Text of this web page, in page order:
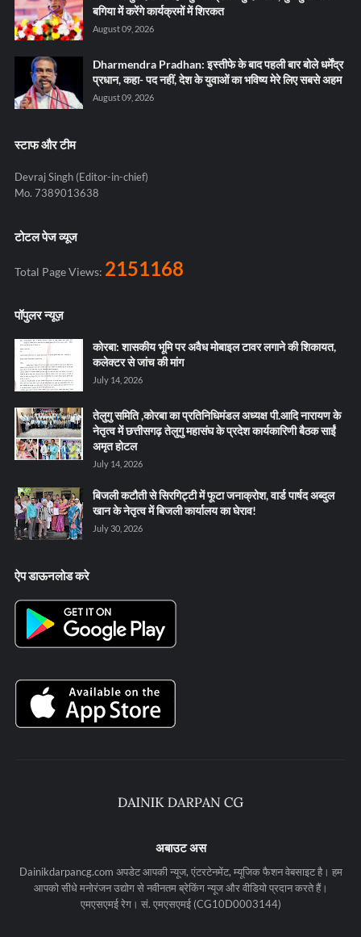
बगिया में करेंगे कार्यक्रमों में शिरकत
August 09, 2026
Dharmendra Pradhan: इस्तीफे के बाद पहली बार बोले धर्मेंद्र
प्रधान, कहा- पद नहीं, देश के युवाओं का भविष्य मेरे लिए सबसे अहम
August 09, 2026
स्टाफ और टीम
Devraj Singh (Editor-in-chief)
Mo. 7389013638
टोटल पेज व्यूज
Total Page Views: 2151168
पॉपुलर न्यूज़
कोरबा: शासकीय भूमि पर अवैध मोबाइल टावर लगाने की शिकायत,
कलेक्टर से जांच की मांग
July 14, 2026
तेलुगु समिति ,कोरबा का प्रतिनिधिमंडल अध्यक्ष पी.आदि नारायण के
नेतृत्व में छत्तीसगढ़ तेलुगु महासंघ के प्रदेश कार्यकारिणी बैठक साईं
अमृत होटल
July 14, 2026
बिजली कटौती से सिरगिट्टी में फूटा जनाक्रोश, वार्ड पार्षद अब्दुल
खान के नेतृत्व में बिजली कार्यालय का घेराव!
July 30, 2026
ऐप डाऊनलोड करे
अबाउट अस
Dainikdarpancg.com अपडेट आपकी न्यूज, एंटरटेनमेंट, म्यूजिक फैशन वेबसाइट है। हम
आपको सीधे मनोरंजन उद्योग से नवीनतम ब्रेकिंग न्यूज और वीडियो प्रदान करते हैं।
एमएसएमई रेग। सं. एमएसएमई (CG10D0003144)